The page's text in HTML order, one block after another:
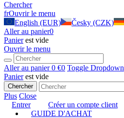
Chercher
frOuvrir le menu
English (EUR)
Česky (CZK)
Aller au panier0
Panierest vide
Ouvrir le menu
Aller au panier0 €0 Toggle Dropdown
Panierest vide
Chercher
Plus Close
Entrer
Créer un compte client
GUIDE D'ACHAT